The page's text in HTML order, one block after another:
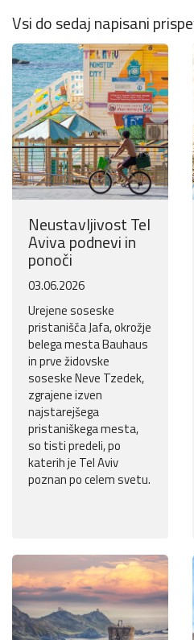
Vsi do sedaj napisani
Neustavljivost Tel
Aviva podnevi in
ponoči
03.06.2026
Urejene soseske
pristanišča Jafa, okrožje
belega mesta Bauhaus
in prve židovske
soseske Neve Tzedek,
zgrajene izven
najstarejšega
pristaniškega mesta,
so tisti predeli, po
katerih je Tel Aviv
poznan po celem svetu.